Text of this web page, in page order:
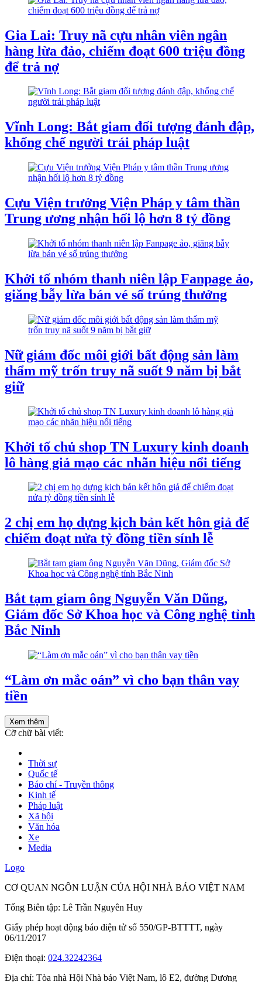
Gia Lai: Truy nã cựu nhân viên ngân
hàng lừa đảo, chiếm đoạt 600 triệu đồng
để trả nợ
Vĩnh Long: Bắt giam đối tượng đánh đập,
khống chế người trái pháp luật
Cựu Viện trưởng Viện Pháp y tâm thần
Trung ương nhận hối lộ hơn 8 tỷ đồng
​Khởi tố nhóm thanh niên lập Fanpage ảo,
giăng bẫy lừa bán vé số trúng thưởng
Nữ giám đốc môi giới bất động sản làm
thẩm mỹ trốn truy nã suốt 9 năm bị bắt
giữ
Khởi tố chủ shop TN Luxury kinh doanh
lô hàng giả mạo các nhãn hiệu nổi tiếng
2 chị em họ dựng kịch bản kết hôn giả để
chiếm đoạt nửa tỷ đồng tiền sính lễ
Bắt tạm giam ông Nguyễn Văn Dũng,
Giám đốc Sở Khoa học và Công nghệ tỉnh
Bắc Ninh
“Làm ơn mắc oán” vì cho bạn thân vay
tiền
Xem thêm
Cỡ chữ bài viết:
Thời sự
Quốc tế
Báo chí - Truyền thông
Kinh tế
Pháp luật
Xã hội
Văn hóa
Xe
Media
Logo
CƠ QUAN NGÔN LUẬN CỦA HỘI NHÀ BÁO VIỆT NAM
Tổng Biên tập: Lê Trần Nguyên Huy
Giấy phép hoạt động báo điện tử số 550/GP-BTTTT, ngày
06/11/2017
Điện thoại: 024.32242364
Địa chỉ: Tòa nhà Hội Nhà báo Việt Nam, lô E2, đường Dương